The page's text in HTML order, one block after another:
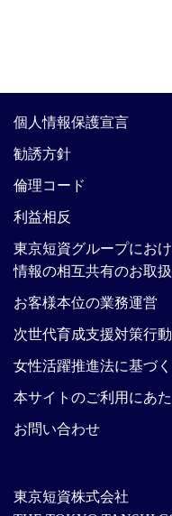
東京短資株式会社
個人情報保護宣言
勧誘方針
倫理コード
利益相反
東京短資グループにお
情報の相互共有のお取
お客様本位の業務運営
次世代育成支援対策行
女性活躍推進法に基づ
本サイトのご利用にあ
お問い合わせ